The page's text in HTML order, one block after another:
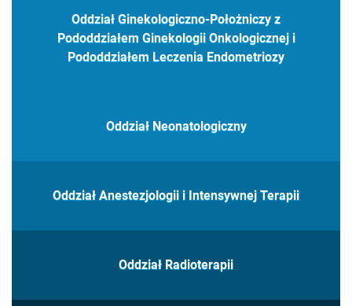
Oddział Ginekologiczno-Położniczy z
Pododdziałem Ginekologii Onkologicznej i
Pododdziałem Leczenia Endometriozy
Oddział Neonatologiczny
Oddział Anestezjologii i Intensywnej Terapii
Oddział Radioterapii